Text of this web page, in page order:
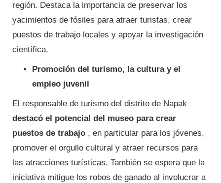
región. Destaca la importancia de preservar los
yacimientos de fósiles para atraer turistas, crear
puestos de trabajo locales y apoyar la investigación
científica.
Promoción del turismo, la cultura y el
empleo juvenil
El responsable de turismo del distrito de Napak
destacó el potencial del museo para crear
puestos de trabajo , en particular para los jóvenes,
promover el orgullo cultural y atraer recursos para
las atracciones turísticas. También se espera que la
iniciativa mitigue los robos de ganado al involucrar a